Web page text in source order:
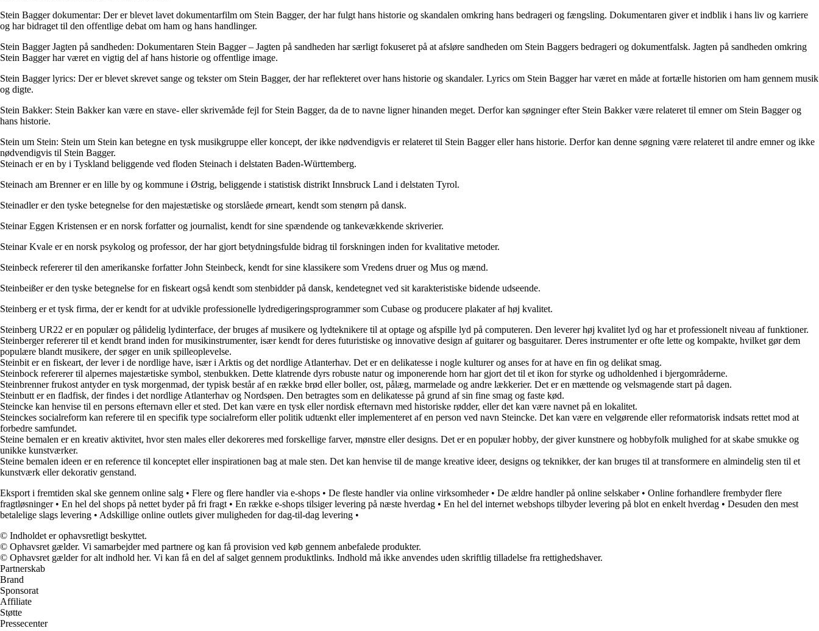
Stein Bagger dokumentar: Der er blevet lavet dokumentarfilm om Stein Bagger, der har fulgt hans historie og skandalen omkring hans bedrageri og fængsling. Dokumentaren giver et indblik i hans liv og karriere
og har bidraget til den offentlige debat om ham og hans handlinger.
Stein Bagger Jagten på sandheden: Dokumentaren Stein Bagger – Jagten på sandheden har særligt fokuseret på at afsløre sandheden om Stein Baggers bedrageri og dokumentfalsk. Jagten på sandheden omkring
Stein Bagger har været en vigtig del af hans historie og offentlige image.
Stein Bagger lyrics: Der er blevet skrevet sange og tekster om Stein Bagger, der har reflekteret over hans historie og skandaler. Lyrics om Stein Bagger har været en måde at fortælle historien om ham gennem musik
og digte.
Stein Bakker: Stein Bakker kan være en stave- eller skrivemåde fejl for Stein Bagger, da de to navne ligner hinanden meget. Derfor kan søgninger efter Stein Bakker være relateret til emner om Stein Bagger og
hans historie.
Stein um Stein: Stein um Stein kan betegne en tysk musikgruppe eller koncept, der ikke nødvendigvis er relateret til Stein Bagger eller hans historie. Derfor kan denne søgning være relateret til andre emner og ikke
nødvendigvis til Stein Bagger.
Steinach er en by i Tyskland beliggende ved floden Steinach i delstaten Baden-Württemberg.
Steinach am Brenner er en lille by og kommune i Østrig, beliggende i statistisk distrikt Innsbruck Land i delstaten Tyrol.
Steinadler er den tyske betegnelse for den majestætiske og storslåede ørneart, kendt som stenørn på dansk.
Steinar Eggen Kristensen er en norsk forfatter og journalist, kendt for sine spændende og tankevækkende skriverier.
Steinar Kvale er en norsk psykolog og professor, der har gjort betydningsfulde bidrag til forskningen inden for kvalitative metoder.
Steinbeck refererer til den amerikanske forfatter John Steinbeck, kendt for sine klassikere som Vredens druer og Mus og mænd.
Steinbeißer er den tyske betegnelse for en fiskeart også kendt som stenbidder på dansk, kendetegnet ved sit karakteristiske bidende udseende.
Steinberg er et tysk firma, der er kendt for at udvikle professionelle lydredigeringsprogrammer som Cubase og producere plakater af høj kvalitet.
Steinberg UR22 er en populær og pålidelig lydinterface, der bruges af musikere og lydteknikere til at optage og afspille lyd på computeren. Den leverer høj kvalitet lyd og har et professionelt niveau af funktioner.
Steinberger refererer til et kendt brand inden for musikinstrumenter, især kendt for deres futuristiske og innovative design af guitarer og basguitarer. Deres instrumenter er ofte lette og kompakte, hvilket gør dem
populære blandt musikere, der søger en unik spilleoplevelse.
Steinbit er en fiskeart, der lever i de nordlige have, især i Arktis og det nordlige Atlanterhav. Det er en delikatesse i nogle kulturer og anses for at have en fin og delikat smag.
Steinbock refererer til alpernes majestætiske symbol, stenbukken. Dette klatrende dyrs robuste natur og imponerende horn har gjort det til et ikon for styrke og udholdenhed i bjergområderne.
Steinbrenner frukost antyder en tysk morgenmad, der typisk består af en række brød eller boller, ost, pålæg, marmelade og andre lækkerier. Det er en mættende og velsmagende start på dagen.
Steinbutt er en fladfisk, der findes i det nordlige Atlanterhav og Nordsøen. Den betragtes som en delikatesse på grund af sin fine smag og faste kød.
Steincke kan henvise til en persons efternavn eller et sted. Det kan være en tysk eller nordisk efternavn med historiske rødder, eller det kan være navnet på en lokalitet.
Steinckes socialreform kan referere til en specifik type socialreform eller politik udtænkt eller implementeret af en person ved navn Steincke. Det kan være en velgørende eller reformatorisk indsats rettet mod at
forbedre samfundet.
Steine bemalen er en kreativ aktivitet, hvor sten males eller dekoreres med forskellige farver, mønstre eller designs. Det er en populær hobby, der giver kunstnere og hobbyfolk mulighed for at skabe smukke og
unikke kunstværker.
Steine bemalen ideen er en reference til konceptet eller inspirationen bag at male sten. Det kan henvise til de mange kreative ideer, designs og teknikker, der kan bruges til at transformere en almindelig sten til et
kunstværk eller dekorativ genstand.
Eksport i fremtiden skal ske gennem online salg • Flere og flere handler via e-shops • De fleste handler via online virksomheder• De ældre handler på online selskaber• Online forhandlere frembyder flere
fragtløsninger• En hel del shops på nettet byder på fri fragt • En række e-shops tilsiger levering på næste hverdag • En hel del internet webshops tilbyder levering på blot en enkelt hverdag • Desuden den mest
betalelige slags levering • Adskillige online outlets giver muligheden for dag-til-dag levering •
© Indholdet er ophavsretligt beskyttet.
© Ophavsret gælder. Vi samarbejder med partnere og kan få provision ved køb gennem anbefalede produkter.
© Ophavsret gælder for alt indhold her. Vi kan få en del af salget gennem produktlinks. Indhold må ikke anvendes uden skriftlig tilladelse fra rettighedshaver.
Partnerskab
Brand
Sponsorat
Affiliate
Støtte
Pressecenter